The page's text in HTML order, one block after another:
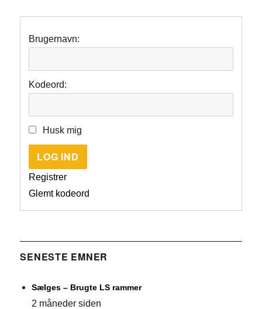
Brugernavn:
Kodeord:
Husk mig
LOG IND
Registrer
Glemt kodeord
SENESTE EMNER
Sælges – Brugte LS rammer
2 måneder siden